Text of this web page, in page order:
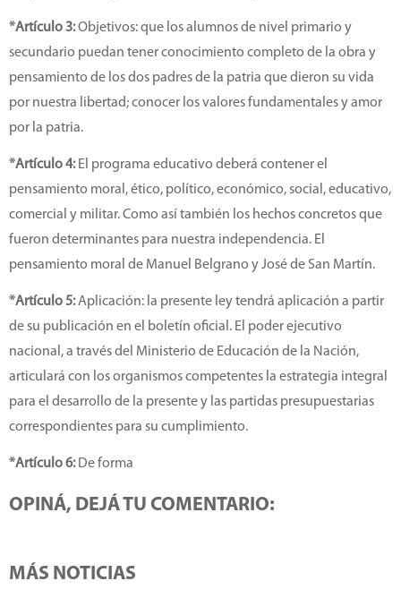
*Artículo 3:Objetivos: que los alumnos de nivel primario y
secundario puedan tener conocimiento completo de la obra y
pensamiento de los dos padres de la patria que dieron su vida
por nuestra libertad; conocer los valores fundamentales y amor
por la patria.
*Artículo 4:El programa educativo deberá contener el
pensamiento moral, ético, político, económico, social, educativo,
comercial y militar. Como así también los hechos concretos que
fueron determinantes para nuestra independencia. El
pensamiento moral de Manuel Belgrano y José de San Martín.
*Artículo 5:Aplicación: la presente ley tendrá aplicación a partir
de su publicación en el boletín oficial. El poder ejecutivo
nacional, a través del Ministerio de Educación de la Nación,
articulará con los organismos competentes la estrategia integral
para el desarrollo de la presente y las partidas presupuestarias
correspondientes para su cumplimiento.
*Artículo 6:De forma
OPINÁ, DEJÁ TU COMENTARIO:
MÁS NOTICIAS